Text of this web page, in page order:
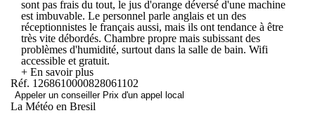
sont pas frais du tout, le jus d'orange déversé d'une machine
est imbuvable. Le personnel parle anglais et un des
réceptionnistes le français aussi, mais ils ont tendance à être
très vite débordés. Chambre propre mais subissant des
problèmes d'humidité, surtout dans la salle de bain. Wifi
accessible et gratuit.
+ En savoir plus
Réf. 1268610000828061102
Appeler un conseiller Prix d'un appel local
La Météo en Bresil